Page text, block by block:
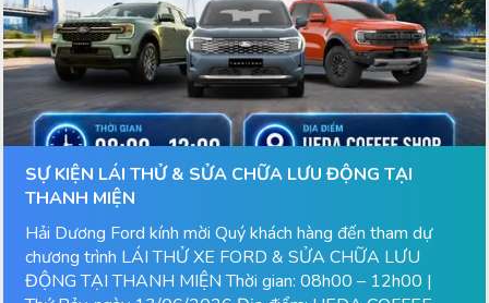
SỰ KIỆN LÁI THỬ & SỬA CHỮA LƯU ĐỘNG TẠI
THANH MIỆN
Hải Dương Ford kính mời Quý khách hàng đến tham dự
chương trình LÁI THỬ XE FORD & SỬA CHỮA LƯU
ĐỘNG TẠI THANH MIỆN Thời gian: 08h00 – 12h00 |